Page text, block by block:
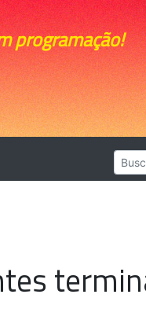
programação!